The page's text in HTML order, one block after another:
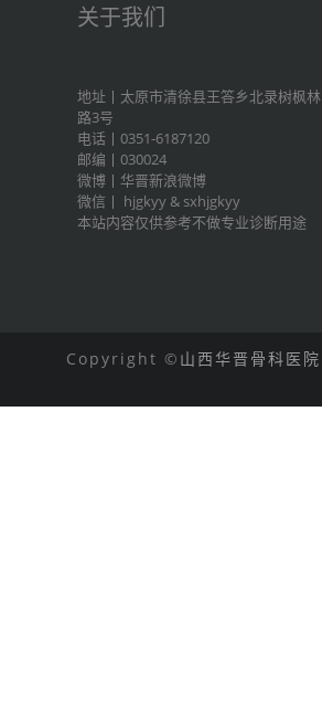
关于我们
地址丨太原市清徐县王答乡北录树枫林
路3号
电话丨0351-6187120
邮编丨030024
微博丨 华晋新浪微博
微信丨 hjgkyy & sxhjgkyy
本站内容仅供参考不做专业诊断用途
Copyright © 山西华晋骨科医院